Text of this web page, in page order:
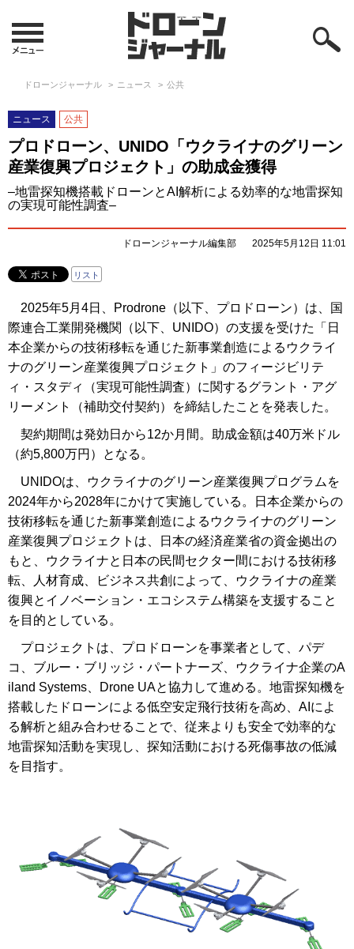
ドローンジャーナル ニュース 公共
ニュース 公共
プロドローン、UNIDO「ウクライナのグリーン
産業復興プロジェクト」の助成金獲得
–地雷探知機搭載ドローンとAI解析による効率的な地雷探知
の実現可能性調査–
ドローンジャーナル編集部 2025年5月12日 11:01
リスト
2025年5月4日、Prodrone（以下、プロドローン）は、国
際連合工業開発機関（以下、UNIDO）の支援を受けた「日
本企業からの技術移転を通じた新事業創造によるウクライ
ナのグリーン産業復興プロジェクト」のフィージビリテ
ィ・スタディ（実現可能性調査）に関するグラント・アグ
リーメント（補助交付契約）を締結したことを発表した。
契約期間は発効日から12か月間。助成金額は40万米ドル
（約5,800万円）となる。
UNIDOは、ウクライナのグリーン産業復興プログラムを
2024年から2028年にかけて実施している。日本企業からの
技術移転を通じた新事業創造によるウクライナのグリーン
産業復興プロジェクトは、日本の経済産業省の資金拠出の
もと、ウクライナと日本の民間セクター間における技術移
転、人材育成、ビジネス共創によって、ウクライナの産業
復興とイノベーション・エコシステム構築を支援すること
を目的としている。
プロジェクトは、プロドローンを事業者として、パデ
コ、ブルー・ブリッジ・パートナーズ、ウクライナ企業のA
iland Systems、Drone UAと協力して進める。地雷探知機を
搭載したドローンによる低空安定飛行技術を高め、AIによ
る解析と組み合わせることで、従来よりも安全で効率的な
地雷探知活動を実現し、探知活動における死傷事故の低減
を目指す。